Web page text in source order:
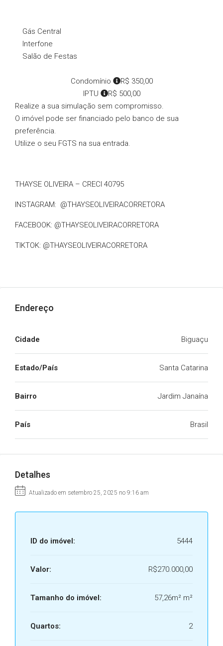
Gás Central
Interfone
Salão de Festas
Condomínio
R$ 350,00
IPTU
R$ 500,00
Realize a sua simulação sem compromisso.
O imóvel pode ser financiado pelo banco de sua
preferência.
Utilize o seu FGTS na sua entrada.
THAYSE OLIVEIRA – CRECI 40795
INSTAGRAM: @THAYSEOLIVEIRACORRETORA
FACEBOOK: @THAYSEOLIVEIRACORRETORA
TIKTOK: @THAYSEOLIVEIRACORRETORA
Endereço
Cidade Biguaçu
Estado/País Santa Catarina
Bairro Jardim Janaína
País Brasil
Detalhes
Atualizado em setembro 25, 2025 no 9:16 am
ID do imóvel: 5444
Valor: R$270.000,00
Tamanho do imóvel: 57,26m² m²
Quartos: 2